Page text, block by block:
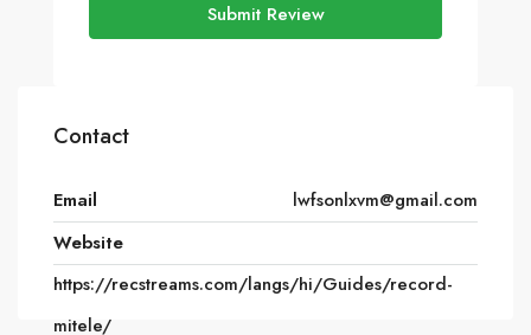
Submit Review
Contact
Email
lwfsonlxvm@gmail.com
Website
https://recstreams.com/langs/hi/Guides/record-
mitele/